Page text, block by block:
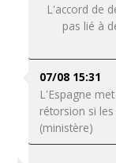
L'accord de
pas lié à
07/08 15:31
L'Espagne
rétorsion si
(ministère)